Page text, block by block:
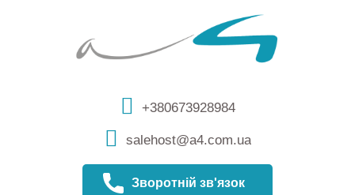
+380673928984
salehost@a4.com.ua
Зворотній зв'язок